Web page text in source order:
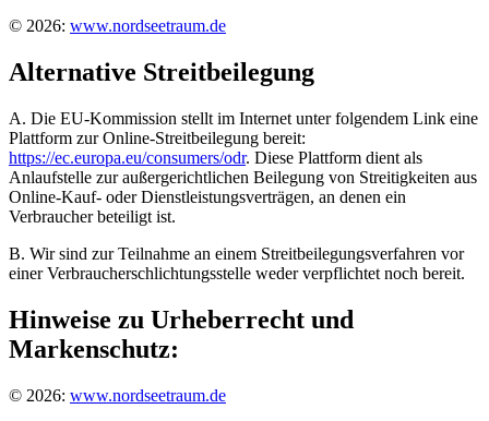
© 2026: www.nordseetraum.de
Alternative Streitbeilegung
A. Die EU-Kommission stellt im Internet unter folgendem Link eine
Plattform zur Online-Streitbeilegung bereit:
https://ec.europa.eu/consumers/odr. Diese Plattform dient als
Anlaufstelle zur außergerichtlichen Beilegung von Streitigkeiten aus
Online-Kauf- oder Dienstleistungsverträgen, an denen ein
Verbraucher beteiligt ist.
B. Wir sind zur Teilnahme an einem Streitbeilegungsverfahren vor
einer Verbraucherschlichtungsstelle weder verpflichtet noch bereit.
Hinweise zu Urheberrecht und
Markenschutz:
© 2026: www.nordseetraum.de